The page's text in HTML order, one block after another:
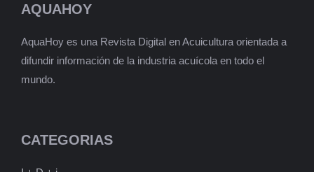
AQUAHOY
AquaHoy es una Revista Digital en Acuicultura orientada a
difundir información de la industria acuícola en todo el
mundo.
CATEGORIAS